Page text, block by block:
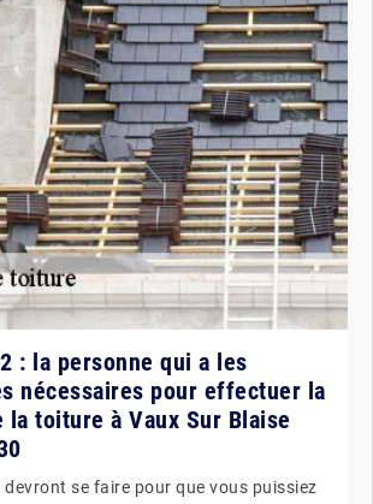
: la personne qui a les
nécessaires pour effectuer la
toiture à Vaux Sur Blaise
se faire pour que vous puissiez